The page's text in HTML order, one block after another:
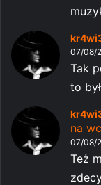
07/08/
Tak
to
na
07/08/
Też